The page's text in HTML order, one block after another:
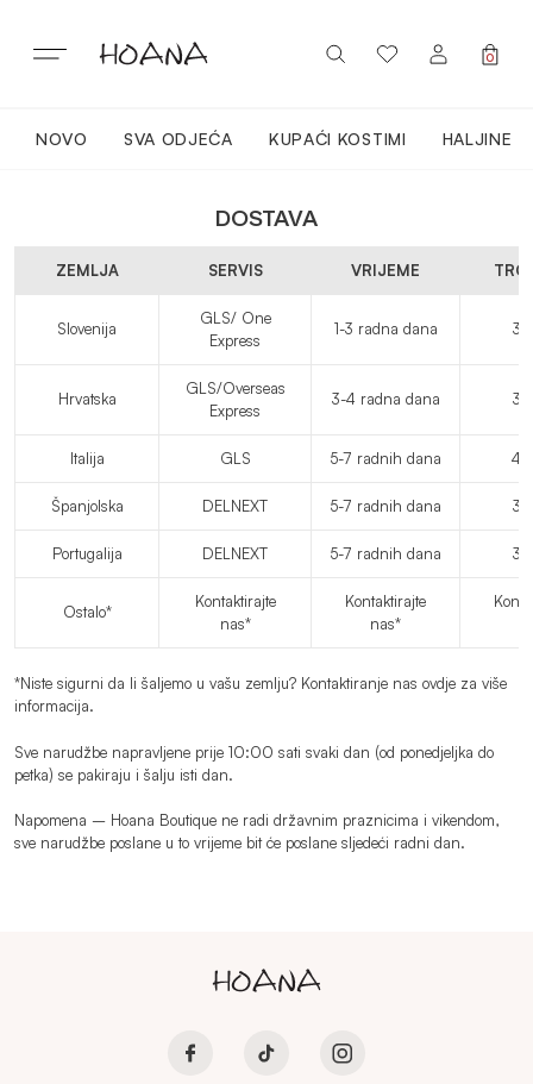
sadržaj
PRIJAVITE SE / REGISTRIRAJTE SE
0
NOVO SVA ODJEĆA KUPAĆI KOSTIMI HALJINE
LOUNGEWEAR
TOPI
OBUĆA
DODACI
DOSTAVA
ZEMLJA SERVIS VRIJEME
Slovenija
GLS/ One
Express
1-3 radna dana
Hrvatska
GLS/Overseas
Express
3-4 radna dana
Italija GLS 5-7 radnih dana
Španjolska DELNEXT 5-7 radnih dana
Portugalija DELNEXT 5-7 radnih dana
Ostalo*
Kontaktirajte
nas*
Kontaktirajte
nas*
*Niste sigurni da li šaljemo u vašu zemlju? Kontaktiranje nas ovdje za više
informacija.
Sve narudžbe napravljene prije 10:00 sati svaki dan (od ponedjeljka do
petka) se pakiraju i šalju isti dan.
Napomena – Hoana Boutique ne radi državnim praznicima i vikendom,
sve narudžbe poslane u to vrijeme bit će poslane sljedeći radni dan.